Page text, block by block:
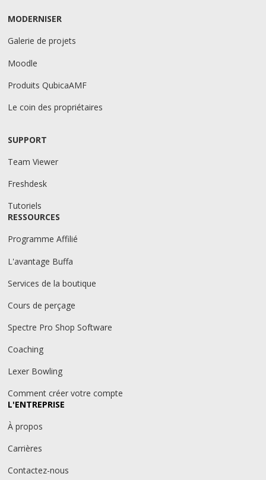
MODERNISER
Galerie de projets
Moodle
Produits QubicaAMF
Le coin des propriétaires
SUPPORT
Team Viewer
Freshdesk
Tutoriels
RESSOURCES
Programme Affilié
L'avantage Buffa
Services de la boutique
Cours de perçage
Spectre Pro Shop Software
Coaching
Lexer Bowling
Comment créer votre compte
L'ENTREPRISE
À propos
Carrières
Contactez-nous